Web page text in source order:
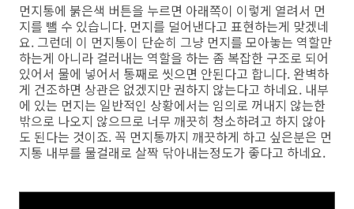
먼지통에 붉은색 버튼을 누르면 아래쪽이 이렇게 열려서 먼
지를 뺄 수 있습니다. 먼지를 덜어낸다고 표현하는게 맞겠네
요. 그런데 이 먼지통이 단순히 그냥 먼지를 모아놓는 역할만
하는게 아니라 걸러내는 역할을 하는 좀 복잡한 구조로 되어
있어서 물에 넣어서 통째로 씻으면 안된다고 합니다. 완벽하
게 건조하면 상관은 없겠지만 권하지 않는다고 하네요. 내부
에 있는 먼지는 일반적인 상황에서는 임의로 꺼내지 않는한
밖으로 나오지 않으므로 너무 깨끗히 청소하려고 하지 않아
도 된다는 것이죠. 꼭 먼지통까지 깨끗하게 하고 싶은분은 먼
지통 내부를 물걸래로 살짝 닦아내는정도가 좋다고 하네요.